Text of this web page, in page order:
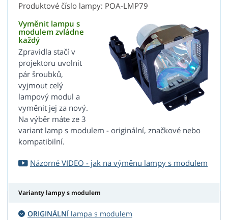
Produktové číslo lampy: POA-LMP79
Vyměnit lampu s
modulem zvládne
každý
Zpravidla stačí v
projektoru uvolnit
pár šroubků,
vyjmout celý
lampový modul a
vyměnit jej za nový.
Na výběr máte ze 3
variant lamp s modulem - originální, značkové nebo
kompatibilní.
Názorné VIDEO - jak na výměnu lampy s modulem
Varianty lampy s modulem
ORIGINÁLNÍlampa s modulem